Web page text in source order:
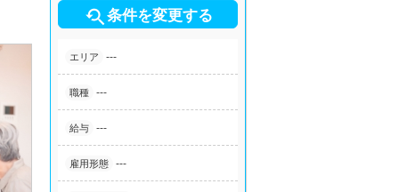
条件を変更する
エリア ---
職種 ---
給与 ---
雇用形態 ---